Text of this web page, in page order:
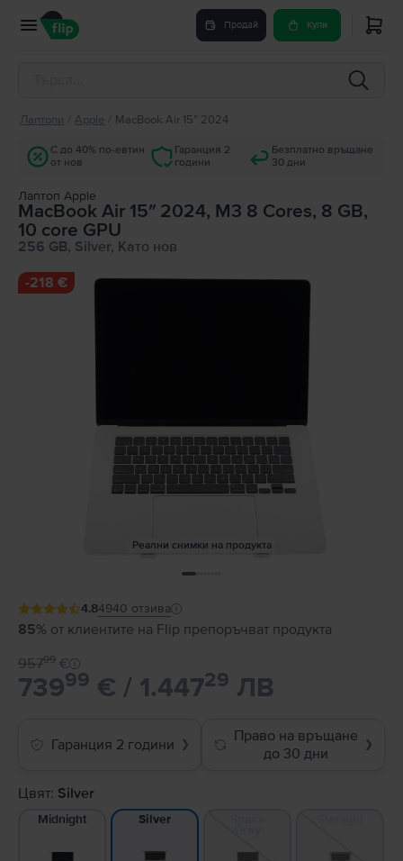
Продай Купи
Лаптопи Apple MacBook Air 15″ 2024
С до 40% по-евтин
от нов
Гаранция 2
години
Безплатно връщане
30 дни
Лаптоп Apple
MacBook Air 15″ 2024, M3 8 Cores, 8 GB,
10 core GPU
256 GB, Silver, Като нов
-218 €
Реални снимки на продукта
4.84940 отзива
85% от клиентите на Flip препоръчват продукта
73999 € / 1.44729 ЛВ
95799 €
Гаранция 2 години ❯
Право на връщане
до 30 дни
❯
Цвят: Silver
Midnight Silver